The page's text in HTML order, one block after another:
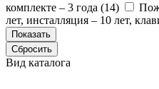
комплекте – 3 года (14)
лет, инсталляция – 10 лет,
Вид каталога